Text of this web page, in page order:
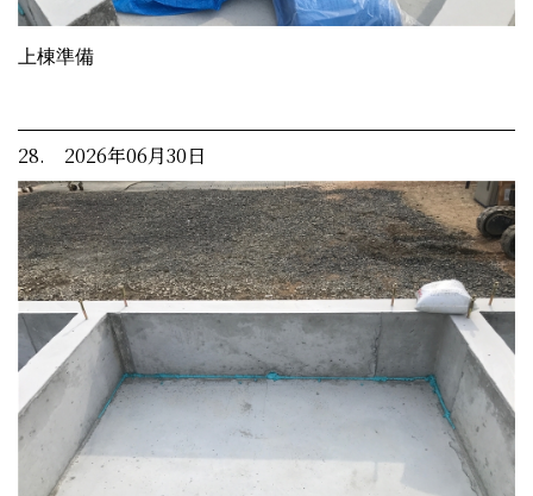
上棟準備
28. 2026年06月30日